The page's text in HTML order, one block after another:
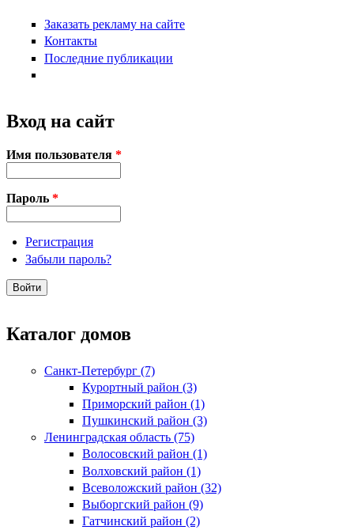
Заказать рекламу на сайте
Контакты
Последние публикации
Вход на сайт
Имя пользователя *
Пароль *
Регистрация
Забыли пароль?
Каталог домов
Санкт-Петербург (7)
Курортный район (3)
Приморский район (1)
Пушкинский район (3)
Ленинградская область (75)
Волосовский район (1)
Волховский район (1)
Всеволожский район (32)
Выборгский район (9)
Гатчинский район (2)